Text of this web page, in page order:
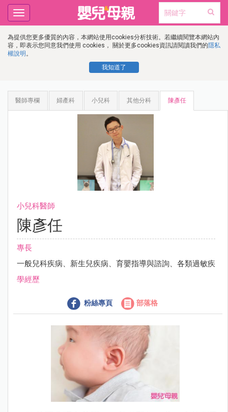
為提供您更多優質的內容，本網站使用cookies分析技術。若繼續閱覽本網站內
容，即表示您同意我們使用 cookies， 關於更多cookies資訊請閱讀我們的隱私
權說明 。
我知道了
Toggle
navigation
醫師專欄 婦產科 小兒科 其他分科 陳彥任
小兒科醫師
陳彥任
專長
一般兒科疾病、新生兒疾病、育嬰指導與諮詢、各類過敏疾
學經歷
粉絲專頁 部落格